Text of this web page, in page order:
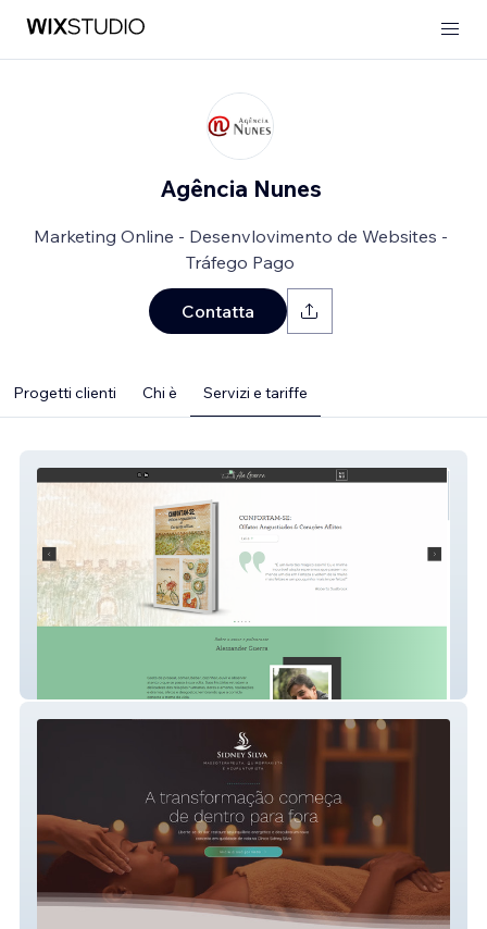
Agência Nunes
Marketing Online - Desenvlovimento de Websites -
Tráfego Pago
Contatta
Progetti clienti Chi è Servizi e tariffe